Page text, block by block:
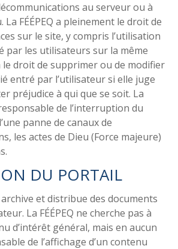
au serveur ou à
FÉÉPEQ a pleinement le droit de
sur le site, y compris l’utilisation
par les utilisateurs sur la même
le droit de supprimer ou de modifier
entré par l’utilisateur si elle juge
préjudice à qui que se soit. La
responsable de l’interruption du
panne de canaux de
les actes de Dieu (Force majeure)
DU PORTAIL
archive et distribue des documents
La FÉÉPEQ ne cherche pas à
d’intérêt général, mais en aucun
de l’affichage d’un contenu